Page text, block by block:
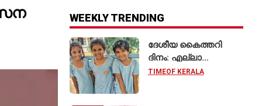
WEEKLY TRENDING
ദേശീയ കൈത്തറി
ദിനം: എല്ലാ
വിദ്യാർഥികളും
TIMEOF KERALA